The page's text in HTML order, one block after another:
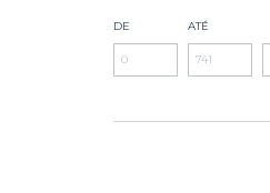
DE ATÉ